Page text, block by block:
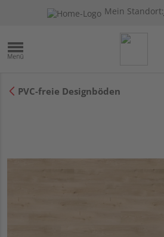
Mein Standort:
PVC-freie Designböden